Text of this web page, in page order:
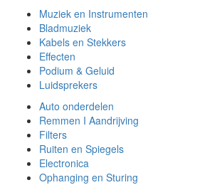
Muziek en Instrumenten
Bladmuziek
Kabels en Stekkers
Effecten
Podium & Geluid
Luidsprekers
Auto onderdelen
Remmen I Aandrijving
Filters
Ruiten en Spiegels
Electronica
Ophanging en Sturing